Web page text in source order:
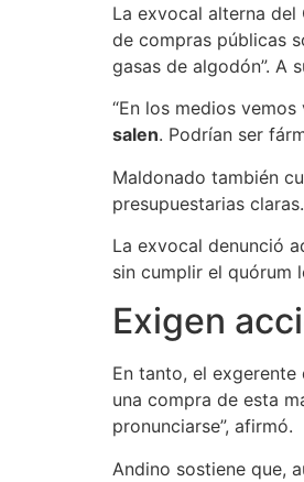
La exvocal alterna del
de compras públicas
gasas de algodón”. A
“En los medios
salen. Podrían ser
Maldonado también
presupuestarias
La exvocal denunció
sin cumplir el quórum
Exigen
En tanto, el exgerente
una compra de esta
pronunciarse”, afirmó.
Andino sostiene que,